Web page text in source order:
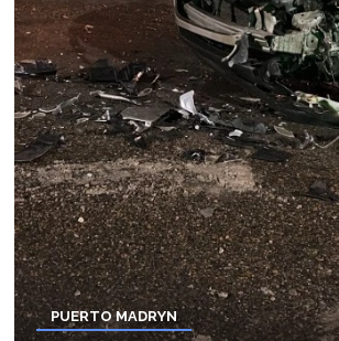
PUERTO MADRYN